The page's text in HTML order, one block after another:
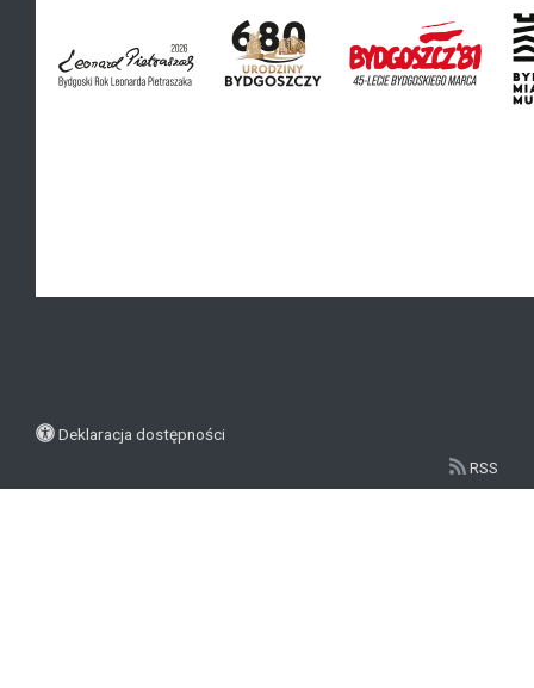
Deklaracja dostępności
RSS